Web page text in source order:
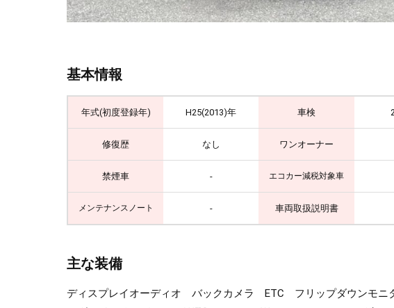
基本情報
年式(初度登録年) H25(2013)年 車検
修復歴 なし ワンオーナー
禁煙車 - エコカー減税対象車
メンテナンスノート - 車両取扱説明書
主な装備
ディスプレイオーディオ バックカメラ ETC フリップダウンモ